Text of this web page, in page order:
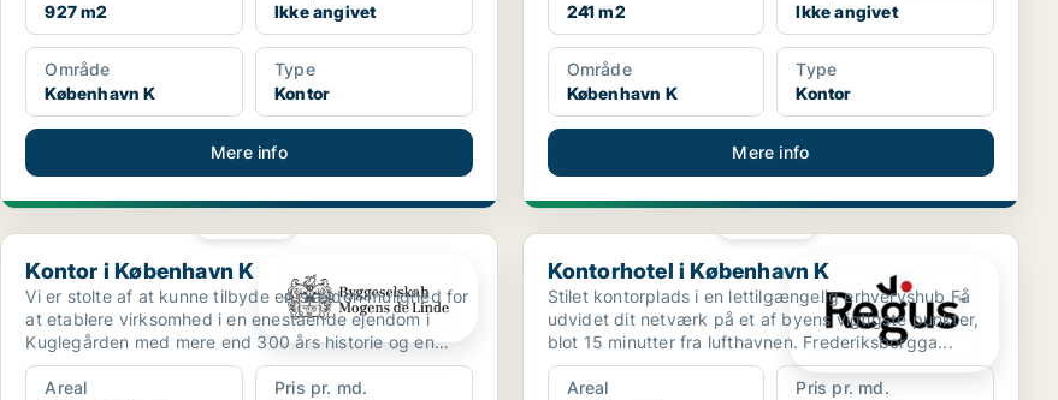
927 m2
Ikke angivet
Område
København K
Type
Kontor
Mere info
241 m2
Ikke angivet
Område
København K
Type
Kontor
Mere info
Kontor i København K
Kontor i København K
Vi er stolte af at kunne tilbyde en sjælden mulighed for
at etablere virksomhed i en enestående ejendom i
Kuglegården med mere end 300 års historie og en
att...
Areal
Pris pr. md.
Kontorhotel i København K
Kontorhotel i København K
Stilet kontorplads i en lettilgængelig erhvervshub Få
udvidet dit netværk på et af byens vigtigste punkter,
blot 15 minutter fra lufthavnen. Frederiksborgga...
Areal
Pris pr. md.